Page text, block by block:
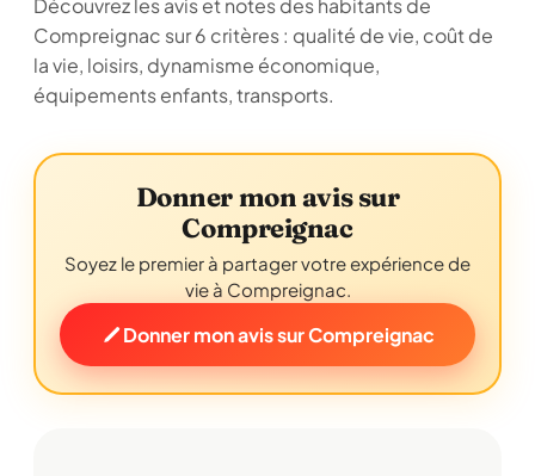
Découvrez les avis et notes des habitants de
Compreignac sur 6 critères : qualité de vie, coût de
la vie, loisirs, dynamisme économique,
équipements enfants, transports.
Donner mon avis sur
Compreignac
Soyez le premier à partager votre expérience de
vie à Compreignac.
Donner mon avis sur Compreignac